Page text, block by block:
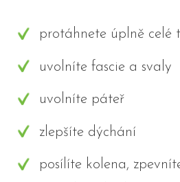
protáhnete úplně celé
uvolníte fascie a svaly
uvolníte páteř
zlepšíte dýchání
posílíte kolena,